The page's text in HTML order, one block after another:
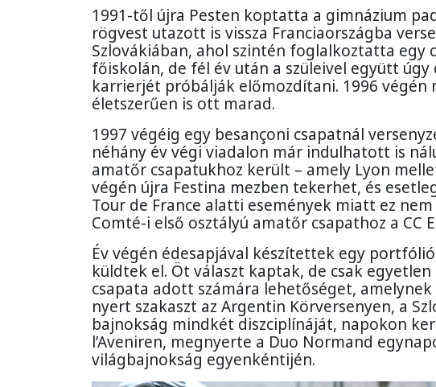
1991-től újra Pesten koptatta a gimnázium
rögvest utazott is vissza Franciaországba
Szlovákiában, ahol szintén foglalkoztatta
főiskolán, de fél év után a szüleivel együtt
karrierjét próbálják előmozdítani. 1996
életszerűen is ott marad.
1997 végéig egy besançoni csapatnál
néhány év végi viadalon már indulhatott is
amatőr csapatukhoz került – amely Lyon
végén újra Festina mezben tekerhet, és
Tour de France alatti események miatt ez
Comté-i első osztályú amatőr csapathoz a CC
Év végén édesapjával készítettek egy
küldtek el. Öt választ kaptak, de csak
csapata adott számára lehetőséget,
nyert szakaszt az Argentin Körversenyen, a
bajnokság mindkét diszciplínáját, napokon
l’Aveniren, megnyerte a Duo Normand
világbajnokság egyenkéntijén.